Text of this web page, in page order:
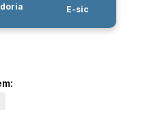
E-sic